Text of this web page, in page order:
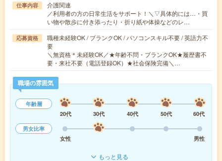
仕事内容
介護関連
／利用者の方の日常生活をサポート！＼▽具体的には…・買
い物や散歩に付き添ったり・折り紙や体操などのレ…
応募資格
職種未経験OK / ブランクOK / パソコンスキル不要 / 英語力不
要
＼無資格＊未経験OK／★年齢不問・ブランクOK★履歴書不
要・来社不要（電話登録OK）★社会保険完備＼…
職場の雰囲気
年齢層
20代
30代 40代 50代
60代
男女比率
女性
男性
もっと見る